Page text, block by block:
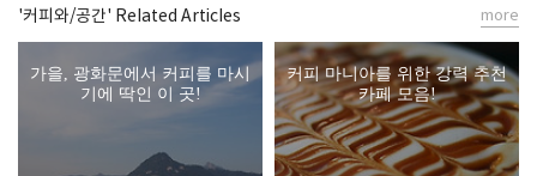
'커피와/공간' Related Articles
가을, 광화문에서 커피를 마시
기에 딱인 이 곳!
커피 마니아를 위한 강력 추천
카페 모음!
more